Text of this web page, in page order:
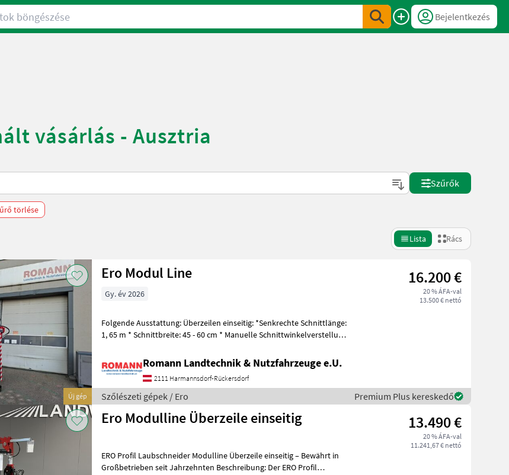
Bejelentkezés
vásárlás - Ausztria
Szűrők
törlése
Lista Rács
Új gép
Ero Modul Line 16.200 €
20 % ÁFA-val
13.500 € nettó
Gy. év 2026
Folgende Ausstattung: Überzeilen einseitig: *Senkrechte Schnittlänge:
1, 65 m * Schnittbreite: 45 - 60 cm * Manuelle Schnittwinkelverstellung
Romann Landtechnik & Nutzfahrzeuge e.U.
2111 Harmannsdorf-Rückersdorf
Szőlészeti gépek / Ero Premium Plus kereskedő
Ero Modulline Überzeile einseitig 13.490 €
20 % ÁFA-val
11.241,67 € nettó
ERO Profil Laubschneider Modulline Überzeile einseitig – Bewährt in
Großbetrieben seit Jahrzehnten Beschreibung: Der ERO Profil